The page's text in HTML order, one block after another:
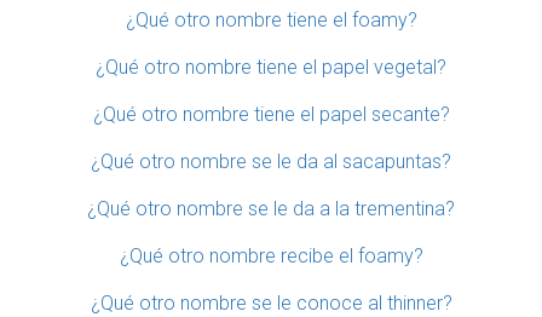
¿Qué otro nombre tiene el foamy?
¿Qué otro nombre tiene el papel vegetal?
¿Qué otro nombre tiene el papel secante?
¿Qué otro nombre se le da al sacapuntas?
¿Qué otro nombre se le da a la trementina?
¿Qué otro nombre recibe el foamy?
¿Qué otro nombre se le conoce al thinner?